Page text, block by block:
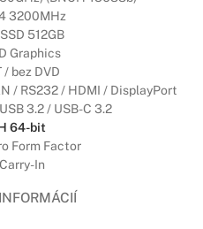
3200MHz
512GB
Graphics
/ bez DVD
/ RS232 / HDMI / DisplayPort
3.2 / USB-C 3.2
64-bit
Form Factor
In